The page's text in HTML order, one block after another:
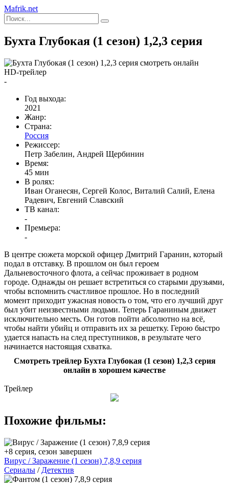
Mafrik.net
Бухта Глубокая (1 сезон) 1,2,3 серия
HD-трейлер
-
Год выхода:
2021
Жанр:
Страна:
Россия
Режиссер:
Петр Забелин, Андрей Щербинин
Время:
45 мин
В ролях:
Иван Оганесян, Сергей Колос, Виталий Салий, Елена
Радевич, Евгений Славский
ТВ канал:
-
Премьера:
-
В центре сюжета морской офицер Дмитрий Гаранин, который
подал в отставку. В прошлом он был героем
Дальневосточного флота, а сейчас проживает в родном
городе. Однажды он решает встретиться со старыми друзьями,
чтобы вспомнить счастливое прошлое. Но в последний
момент приходит ужасная новость о том, что его лучший друг
был убит неизвестными людьми. Теперь Гараниным движет
исключительно месть. Он готов пойти абсолютно на всё,
чтобы найти убийц и отправить их за решетку. Герою быстро
удается напасть на след преступников, в результате чего
начинается настоящая схватка.
Смотреть трейлер Бухта Глубокая (1 сезон) 1,2,3 серия
онлайн в хорошем качестве
Трейлер
Похожие фильмы:
+8 серия, сезон завершен
Вирус / Заражение (1 сезон) 7,8,9 серия
Сериалы / Детектив